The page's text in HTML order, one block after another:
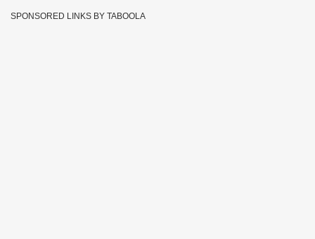
SPONSORED LINKS BY TABOOLA